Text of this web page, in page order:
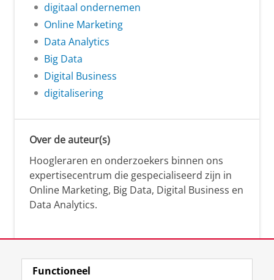
digitaal ondernemen
Online Marketing
Data Analytics
Big Data
Digital Business
digitalisering
Over de auteur(s)
Hoogleraren en onderzoekers binnen ons
expertisecentrum die gespecialiseerd zijn in
Online Marketing, Big Data, Digital Business en
Data Analytics.
Over deze blog
Functioneel